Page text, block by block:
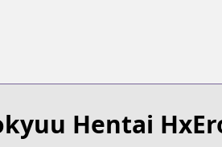
Hentai